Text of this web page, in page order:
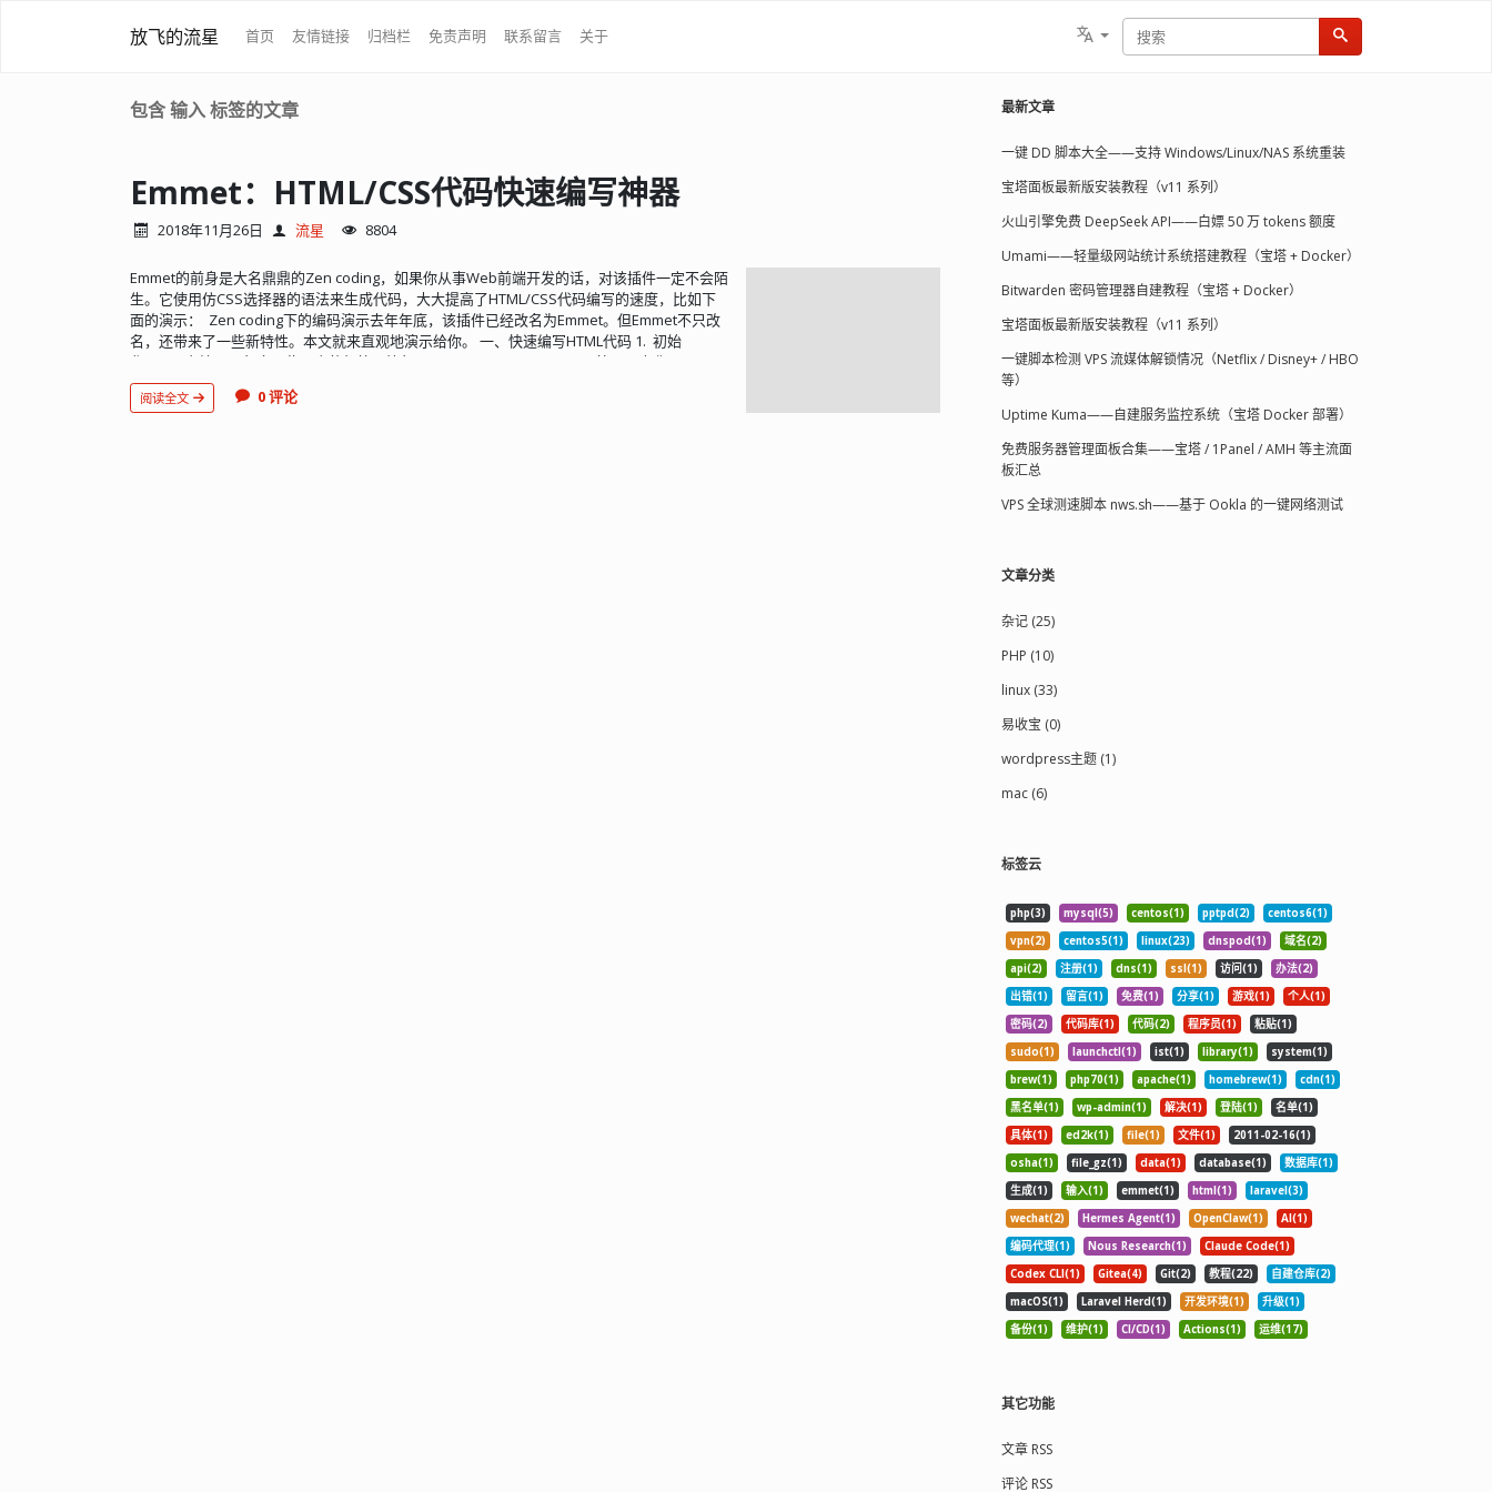
放飞的流星 首页 友情链接 归档栏 免责声明 联系留言 关于
包含 输入 标签的文章
Emmet：HTML/CSS代码快速编写神器
2018年11月26日 流星 8804
Emmet的前身是大名鼎鼎的Zen coding，如果你从事Web前端开发的话，对该插件一定不会陌
生。它使用仿CSS选择器的语法来生成代码，大大提高了HTML/CSS代码编写的速度，比如下
面的演示： Zen coding下的编码演示去年年底，该插件已经改名为Emmet。但Emmet不只改
名，还带来了一些新特性。本文就来直观地演示给你。 一、快速编写HTML代码 1. 初始
化 HTML文档需要包含一些固定的标签，比如<html>、<head>、<body>等，现在你只需要1
秒钟就可以输入这些...
阅读全文 0 评论
最新文章
一键 DD 脚本大全——支持 Windows/Linux/NAS 系统重装
宝塔面板最新版安装教程（v11 系列）
火山引擎免费 DeepSeek API——白嫖 50 万 tokens 额度
Umami——轻量级网站统计系统搭建教程（宝塔 + Docker）
Bitwarden 密码管理器自建教程（宝塔 + Docker）
宝塔面板最新版安装教程（v11 系列）
一键脚本检测 VPS 流媒体解锁情况（Netflix / Disney+ / HBO
等）
Uptime Kuma——自建服务监控系统（宝塔 Docker 部署）
免费服务器管理面板合集——宝塔 / 1Panel / AMH 等主流面
板汇总
VPS 全球测速脚本 nws.sh——基于 Ookla 的一键网络测试
文章分类
杂记 (25)
PHP (10)
linux (33)
易收宝 (0)
wordpress主题 (1)
mac (6)
标签云
php(3) mysql(5) centos(1) pptpd(2)
centos6(1)
vpn(2)
centos5(1) linux(23) dnspod(1)
域名(2)
api(2)
注册(1) dns(1) ssl(1) 访问(1)
办法(2)
出错(1)
留言(1) 免费(1) 分享(1) 游戏(1)
个人(1)
密码(2)
代码库(1) 代码(2) 程序员(1)
粘贴(1)
sudo(1)
launchctl(1) ist(1) library(1)
system(1)
brew(1)
php70(1) apache(1) homebrew(1)
cdn(1)
黑名单(1)
wp-admin(1) 解决(1) 登陆(1)
名单(1)
具体(1)
ed2k(1) file(1) 文件(1)
2011-02-16(1)
osha(1)
file_gz(1) data(1) database(1)
数据库(1)
生成(1)
输入(1) emmet(1) html(1)
laravel(3)
wechat(2)
Hermes Agent(1) OpenClaw(1)
AI(1)
编码代理(1)
Nous Research(1)
Claude Code(1)
Codex CLI(1)
Gitea(4) Git(2) 教程(22)
自建仓库(2)
macOS(1)
Laravel Herd(1) 开发环境(1)
升级(1)
备份(1)
维护(1) CI/CD(1) Actions(1) 运维(17)
其它功能
文章 RSS
评论 RSS